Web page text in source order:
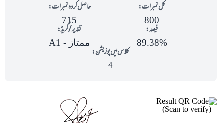
کل نمبرات:
800
حاصل کردہ نمبرات:
715
فیصد:
89.38%
تقدیر/گریڈ:
ممتاز - A1
کلاس میں پوزیشن:
4
(Scan to verify)